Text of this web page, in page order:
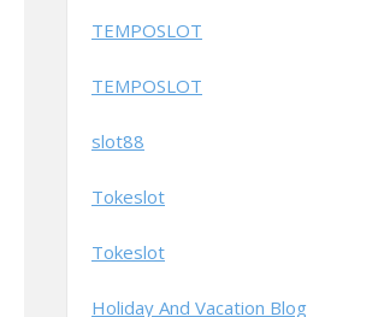
TEMPOSLOT
TEMPOSLOT
slot88
Tokeslot
Tokeslot
Holiday And Vacation Blog